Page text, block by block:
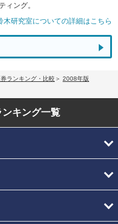
ィング。
研究室についての詳細はこちら
ランキング・比較
2008年版
ンキング一覧